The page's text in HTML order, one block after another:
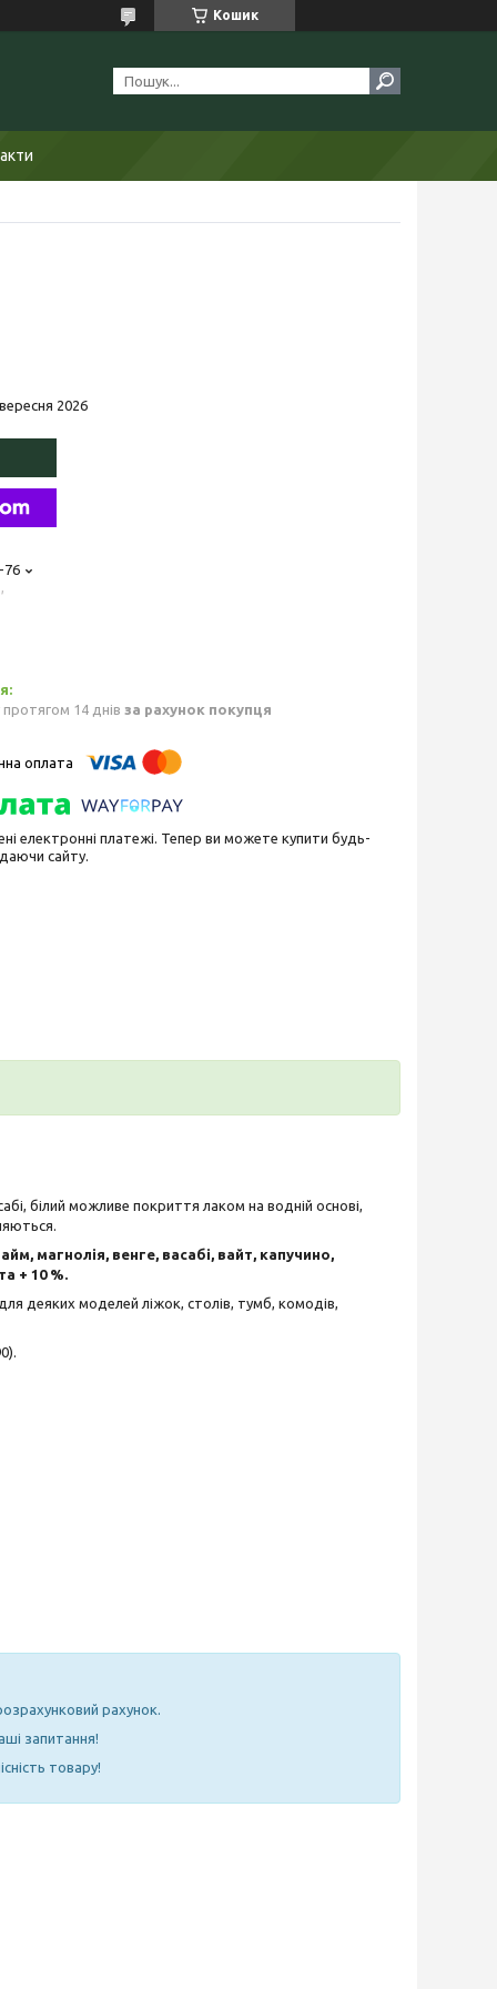
Кошик
2026
76
14 днів за рахунок покупця
електронні платежі. Тепер ви можете купити будь-
сайту.
білий можливе покриття лаком на водній основі,
магнолія, венге, васабі, вайт, капучино,
+ 10 %.
деяких моделей ліжок, столів, тумб, комодів,
рахунок.
запитання!
товару!